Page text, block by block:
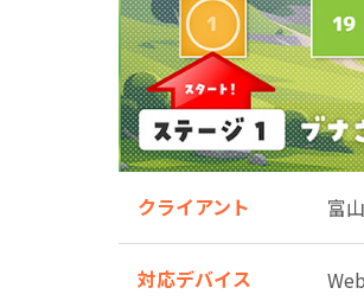
クライアント 富
対応デバイス